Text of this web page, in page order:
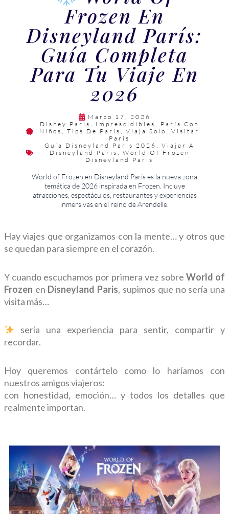
Frozen En
Disneyland París:
Guía Completa
Para Tu Viaje En
2026
Marzo 17, 2026
Disney Paris
Imprescidibles
París Con
Niños
Tips De París Viaja Solo
Visitar
Paris
Guía Disneyland Paris 2026
Viajar A
Disneyland Paris
World Of Frozen
Disneyland Paris
World of Frozen en Disneyland Paris es la nueva zona
temática de 2026 inspirada en Frozen. Incluye
atracciones, espectáculos, restaurantes y experiencias
inmersivas en el reino de Arendelle.
Hay viajes que organizamos con la mente… y otros que
se quedan para siempre en el corazón.
Y cuando escuchamos por primera vez sobre World of
Frozen en Disneyland Paris, supimos que no sería una
visita más…
sería una experiencia para sentir, compartir y
recordar.
Hoy queremos contártelo como lo haríamos con
nuestros amigos viajeros:
con honestidad, emoción… y todos los detalles que
realmente importan.